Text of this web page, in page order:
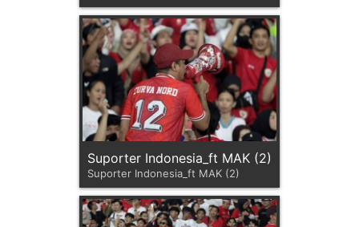
Suporter Indonesia_ft MAK (2)
Suporter Indonesia_ft MAK (2)